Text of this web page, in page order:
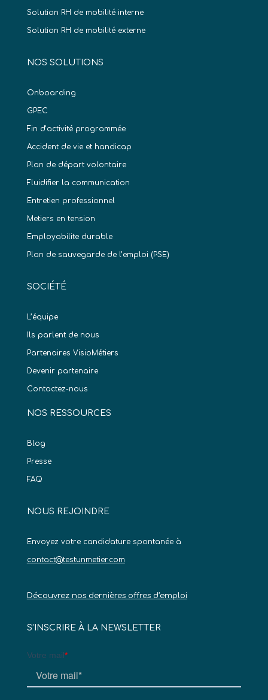
Solution RH de mobilité interne
Solution RH de mobilité externe
NOS SOLUTIONS
Onboarding
GPEC
Fin d’activité programmée
Accident de vie et handicap
Plan de départ volontaire
Fluidifier la communication
Entretien professionnel
Metiers en tension
Employabilite durable
Plan de sauvegarde de l’emploi (PSE)
SOCIÉTÉ
L’équipe
Ils parlent de nous
Partenaires VisioMétiers
Devenir partenaire
Contactez-nous
NOS RESSOURCES
Blog
Presse
FAQ
NOUS REJOINDRE
Envoyez votre candidature spontanée à
contact@testunmetier.com
Découvrez nos dernières offres d’emploi
S’INSCRIRE À LA NEWSLETTER